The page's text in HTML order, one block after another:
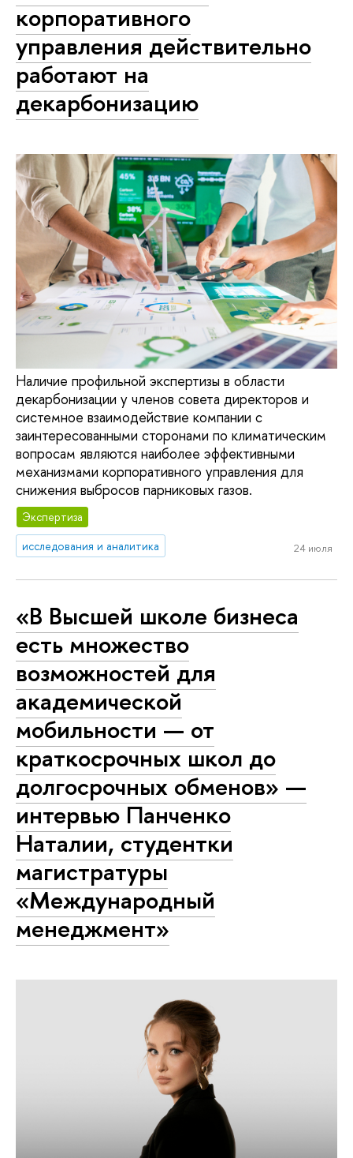
корпоративного
управления действительно
работают на
декарбонизацию
Наличие профильной экспертизы в области
декарбонизации у членов совета директоров и
системное взаимодействие компании с
заинтересованными сторонами по климатическим
вопросам являются наиболее эффективными
механизмами корпоративного управления для
снижения выбросов парниковых газов.
Экспертиза
исследования и аналитика
24 июля
«В Высшей школе бизнеса
есть множество
возможностей для
академической
мобильности — от
краткосрочных школ до
долгосрочных обменов» —
интервью Панченко
Наталии, студентки
магистратуры
«Международный
менеджмент»